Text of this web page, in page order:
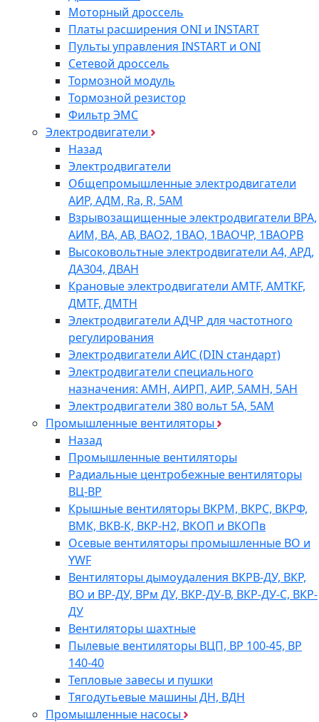
Моторный дроссель
Платы расширения ONI и INSTART
Пульты управления INSTART и ONI
Сетевой дроссель
Тормозной модуль
Тормозной резистор
Фильтр ЭМС
Электродвигатели
Назад
Электродвигатели
Общепромышленные электродвигатели
АИР, АДМ, Ra, R, 5AM
Взрывозащищенные электродвигатели ВРА,
АИМ, ВА, АВ, ВАO2, 1ВАО, 1ВАОЧР, 1ВАОРВ
Высоковольтные электродвигатели A4, АРД,
ДАЗ04, ДВАН
Крановые электродвигатели AMTF, AMTKF,
ДMTF, ДМТН
Электродвигатели АДЧР для частотного
регулирования
Электродвигатели АИС (DIN стандарт)
Электродвигатели специального
назначения: АМН, АИРП, АИР, 5АМН, 5АН
Электродвигатели 380 вольт 5А, 5АМ
Промышленные вентиляторы
Назад
Промышленные вентиляторы
Радиальные центробежные вентиляторы
ВЦ-ВР
Крышные вентиляторы ВКРМ, ВКРС, ВКРФ,
ВМК, ВКВ-К, ВКР-Н2, ВКОП и ВКОПв
Осевые вентиляторы промышленные ВО и
YWF
Вентиляторы дымоудаления ВКРВ-ДУ, ВКР,
ВО и ВР-ДУ, ВРм ДУ, ВКР-ДУ-В, ВКР-ДУ-С, ВКР-
ДУ
Вентиляторы шахтные
Пылевые вентиляторы ВЦП, ВР 100-45, ВР
140-40
Тепловые завесы и пушки
Тягодутьевые машины ДН, ВДН
Промышленные насосы